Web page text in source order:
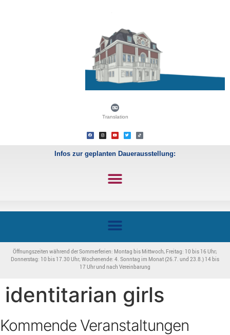
Translation
Infos zur geplanten Dauerausstellung:
Öffnungszeiten während der Sommerferien: Montag bis Mittwoch, Freitag: 10 bis 16 Uhr;
Donnerstag: 10 bis 17.30 Uhr; Wochenende: 4. Sonntag im Monat (26.7. und 23.8.) 14 bis
17 Uhr und nach Vereinbarung
identitarian girls
Kommende Veranstaltungen